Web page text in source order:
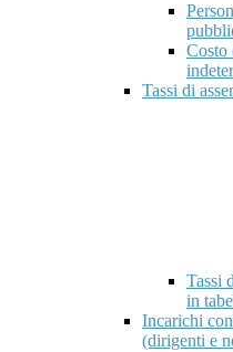
Costo
Tassi di
Tassi
in
Incarichi
(dirigenti e